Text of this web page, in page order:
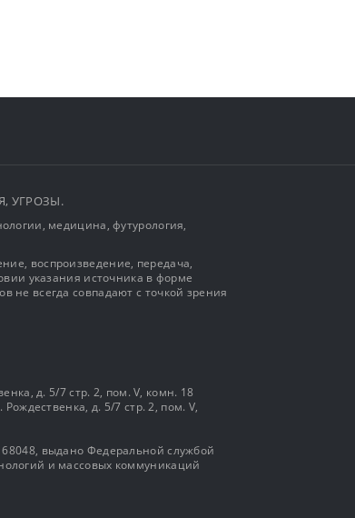
УГРОЗЫ.
медицина, футурология,
воспроизведение, передача,
указания источника в форме
не всегда совпадают с точкой зрения
д. 5/7 стр. 2, пом. V, комн. 18
д. 5/7 стр. 2, пом. V,
выдано Федеральной службой
и массовых коммуникаций